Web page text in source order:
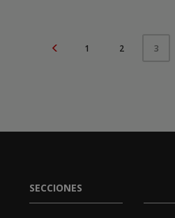
1 2 3
SECCIONES